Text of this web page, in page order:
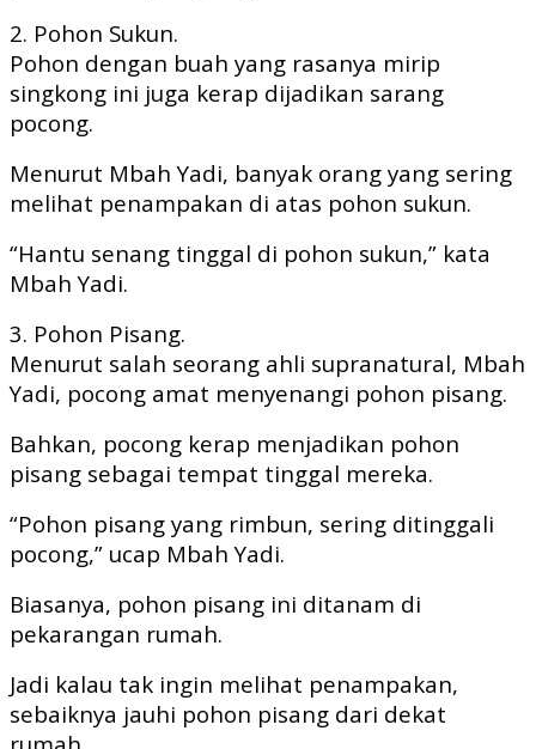
2. Pohon Sukun.
Pohon dengan buah yang rasanya mirip
singkong ini juga kerap dijadikan sarang
pocong.
Menurut Mbah Yadi, banyak orang yang sering
melihat penampakan di atas pohon sukun.
“Hantu senang tinggal di pohon sukun,” kata
Mbah Yadi.
3. Pohon Pisang.
Menurut salah seorang ahli supranatural, Mbah
Yadi, pocong amat menyenangi pohon pisang.
Bahkan, pocong kerap menjadikan pohon
pisang sebagai tempat tinggal mereka.
“Pohon pisang yang rimbun, sering ditinggali
pocong,” ucap Mbah Yadi.
Biasanya, pohon pisang ini ditanam di
pekarangan rumah.
Jadi kalau tak ingin melihat penampakan,
sebaiknya jauhi pohon pisang dari dekat